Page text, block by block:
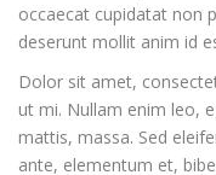
occaecat cupidatat non
deserunt mollit anim id
Dolor sit amet,
ut mi. Nullam enim leo,
mattis, massa. Sed
ante, elementum et,